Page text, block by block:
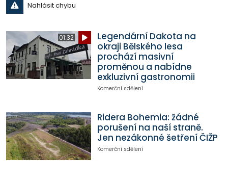
Nahlásit chybu
01:32
Legendární Dakota na
okraji Bělského lesa
prochází masivní
proměnou a nabídne
exkluzivní gastronomii
Komerční sdělení
Ridera Bohemia: žádné
porušení na naší straně.
Jen nezákonné šetření ČIŽP
Komerční sdělení